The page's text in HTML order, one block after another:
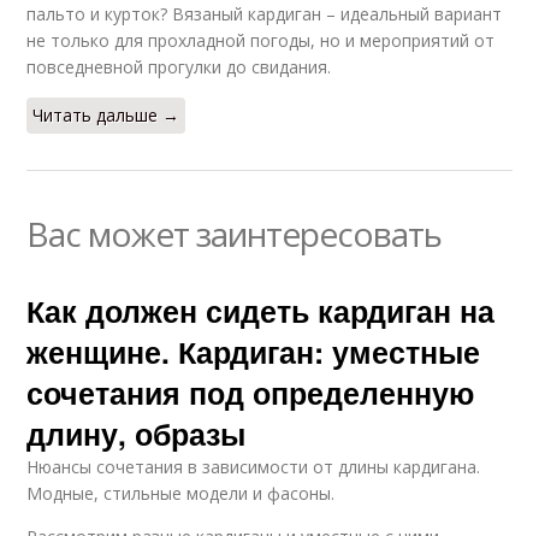
пальто и курток? Вязаный кардиган – идеальный вариант
не только для прохладной погоды, но и мероприятий от
повседневной прогулки до свидания.
Читать дальше →
Вас может заинтересовать
Как должен сидеть кардиган на
женщине. Кардиган: уместные
сочетания под определенную
длину, образы
Нюансы сочетания в зависимости от длины кардигана.
Модные, стильные модели и фасоны.